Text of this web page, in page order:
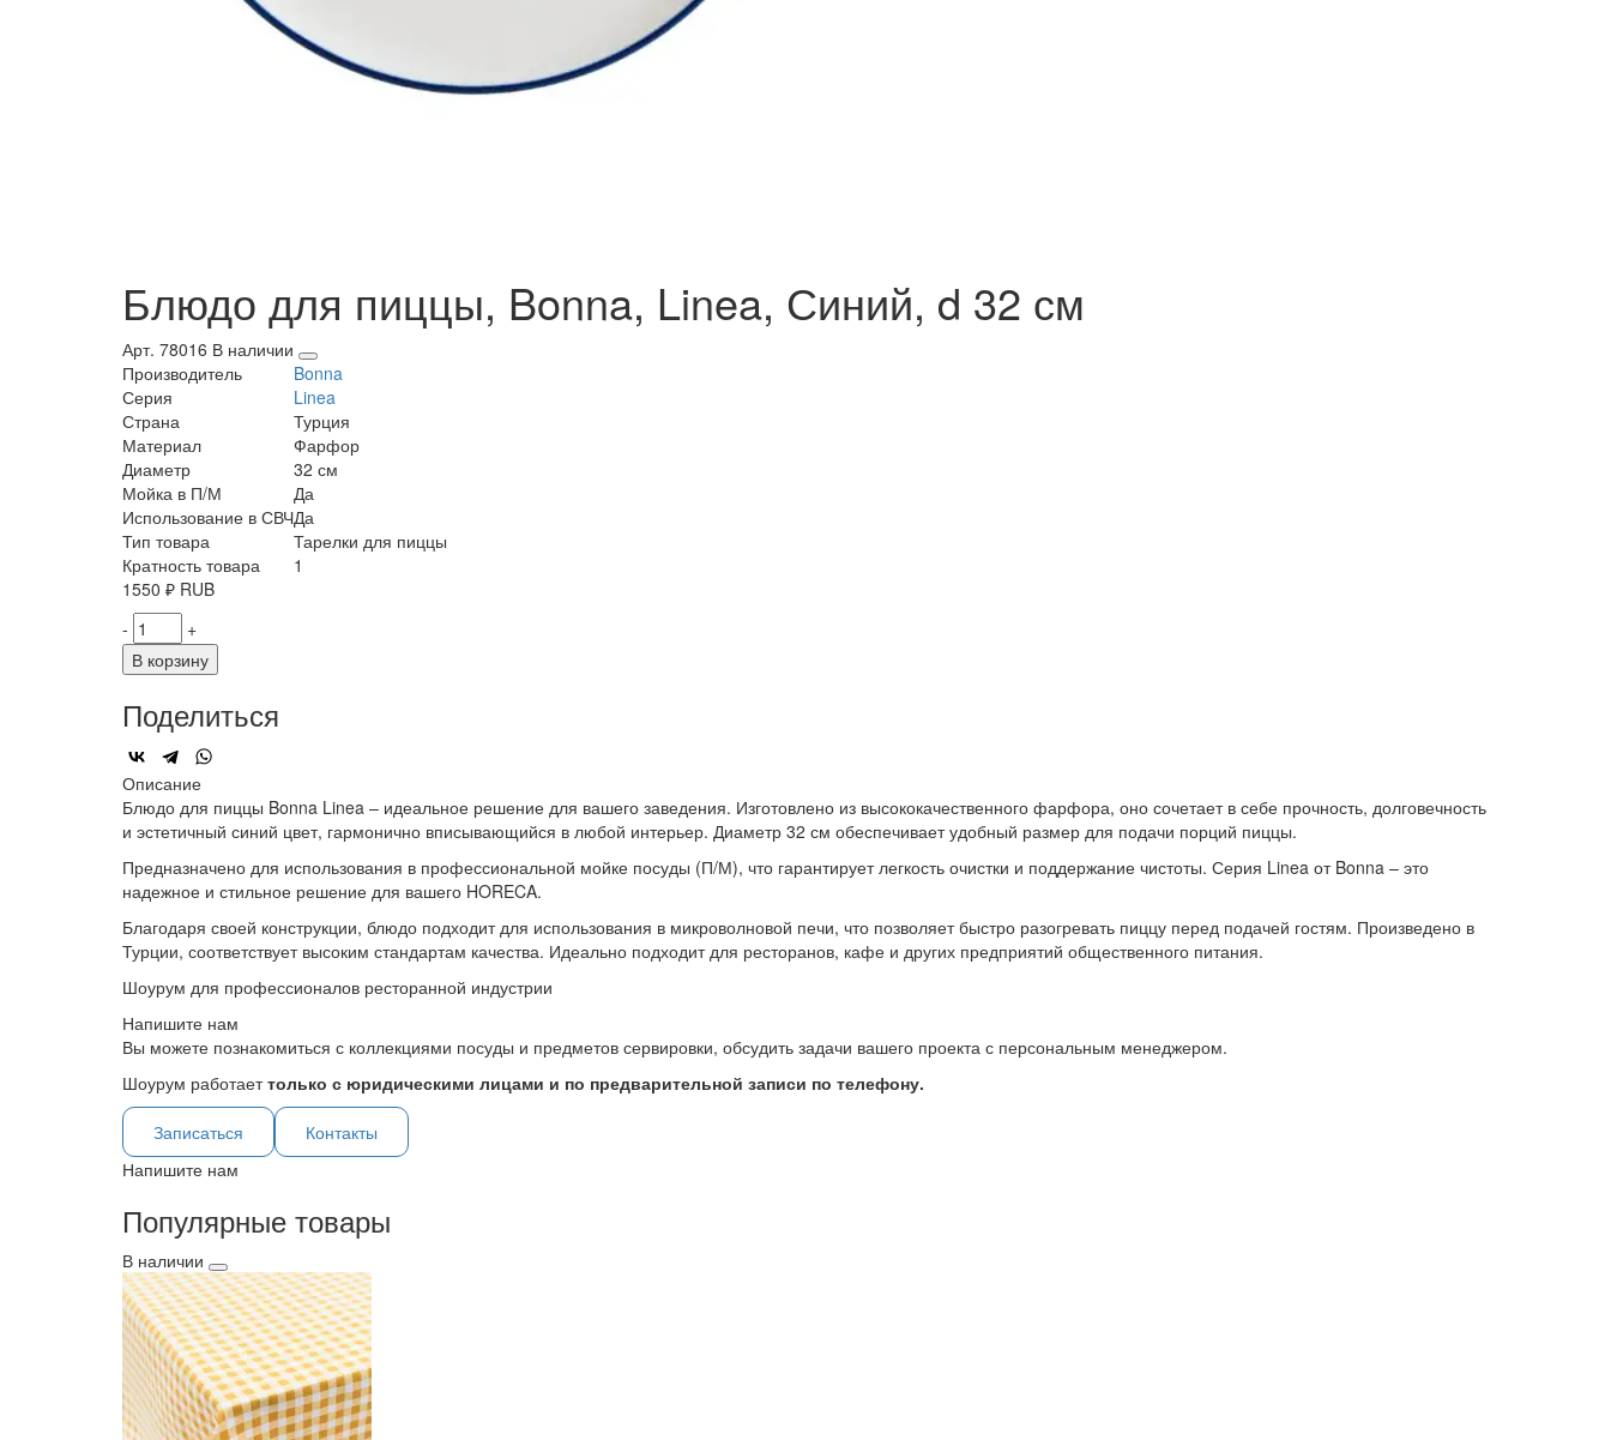
Блюдо для пиццы, Bonna, Linea, Синий, d 32 см
Арт. 78016 В наличии
Производитель
Bonna
Серия
Linea
Страна
Турция
Материал
Фарфор
Диаметр
32 см
Мойка в П/М
Да
Использование в СВЧДа
Тип товара
Тарелки для пиццы
Кратность товара
1
1550 ₽ RUB
-
+
В корзину
Поделиться
Описание
Блюдо для пиццы Bonna Linea – идеальное решение для вашего заведения. Изготовлено из высококачественного фарфора, оно сочетает в себе прочность, долговечность
и эстетичный синий цвет, гармонично вписывающийся в любой интерьер. Диаметр 32 см обеспечивает удобный размер для подачи порций пиццы.
Предназначено для использования в профессиональной мойке посуды (П/М), что гарантирует легкость очистки и поддержание чистоты. Серия Linea от Bonna – это
надежное и стильное решение для вашего HORECA.
Благодаря своей конструкции, блюдо подходит для использования в микроволновой печи, что позволяет быстро разогревать пиццу перед подачей гостям. Произведено в
Турции, соответствует высоким стандартам качества. Идеально подходит для ресторанов, кафе и других предприятий общественного питания.
Шоурум для профессионалов ресторанной индустрии
Напишите нам
Вы можете познакомиться с коллекциями посуды и предметов сервировки, обсудить задачи вашего проекта с персональным менеджером.
Шоурум работаеттолько с юридическими лицами и по предварительной записи по телефону.
Записаться
Контакты
Напишите нам
Популярные товары
В наличии